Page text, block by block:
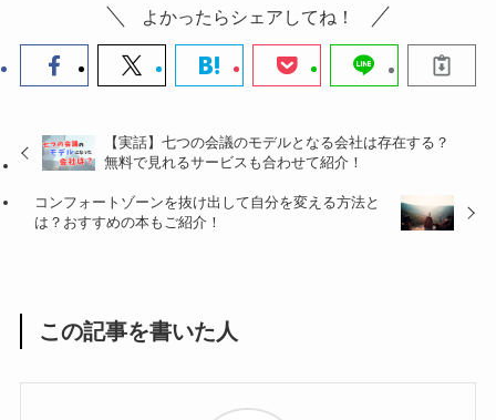
よかったらシェアしてね！
【実話】七つの会議のモデルとなる会社は存在する？
無料で見れるサービスも合わせて紹介！
コンフォートゾーンを抜け出して自分を変える方法と
は？おすすめの本もご紹介！
この記事を書いた人